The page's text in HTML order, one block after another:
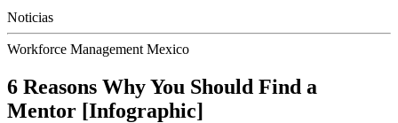
Noticias
Workforce Management Mexico
6 Reasons Why You Should Find a
Mentor [Infographic]